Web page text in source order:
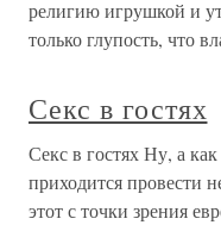
религию игрушкой и
только глупость, что
Секс в гостях
Секс в гостях Ну, а
приходится провести
этот с точки зрения